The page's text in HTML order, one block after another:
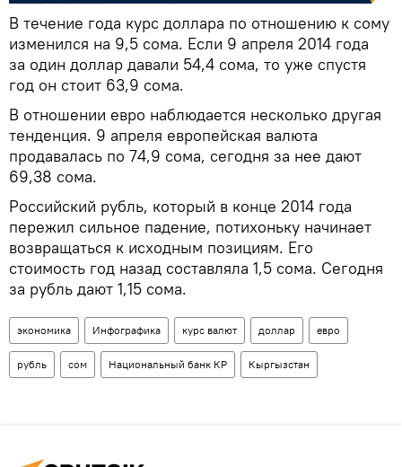
В течение года курс доллара по отношению к сому
изменился на 9,5 сома. Если 9 апреля 2014 года
за один доллар давали 54,4 сома, то уже спустя
год он стоит 63,9 сома.
В отношении евро наблюдается несколько другая
тенденция. 9 апреля европейская валюта
продавалась по 74,9 сома, сегодня за нее дают
69,38 сома.
Российский рубль, который в конце 2014 года
пережил сильное падение, потихоньку начинает
возвращаться к исходным позициям. Его
стоимость год назад составляла 1,5 сома. Сегодня
за рубль дают 1,15 сома.
экономика Инфографика курс валют доллар евро
рубль сом Национальный банк КР Кыргызстан